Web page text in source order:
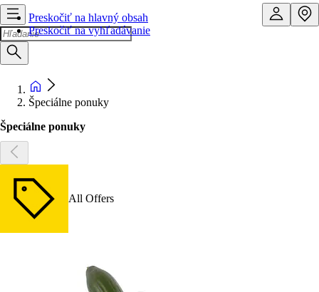
Preskočiť na hlavný obsah
Preskočiť na vyhľadávanie
Špeciálne ponuky
Špeciálne ponuky
All Offers